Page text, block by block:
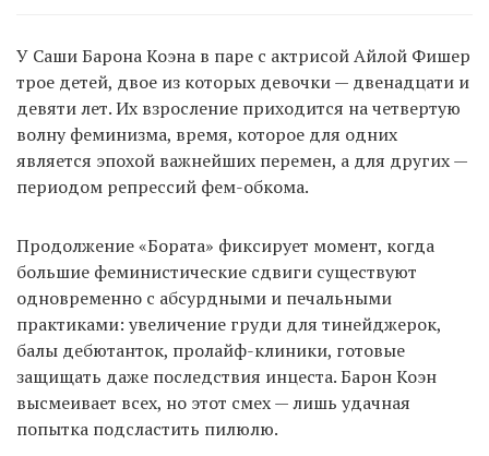
У Саши Барона Коэна в паре с актрисой Айлой Фишер
трое детей, двое из которых девочки — двенадцати и
девяти лет. Их взросление приходится на четвертую
волну феминизма, время, которое для одних
является эпохой важнейших перемен, а для других —
периодом репрессий фем-обкома.
Продолжение «Бората» фиксирует момент, когда
большие феминистические сдвиги существуют
одновременно с абсурдными и печальными
практиками: увеличение груди для тинейджерок,
балы дебютанток, пролайф-клиники, готовые
защищать даже последствия инцеста. Барон Коэн
высмеивает всех, но этот смех — лишь удачная
попытка подсластить пилюлю.